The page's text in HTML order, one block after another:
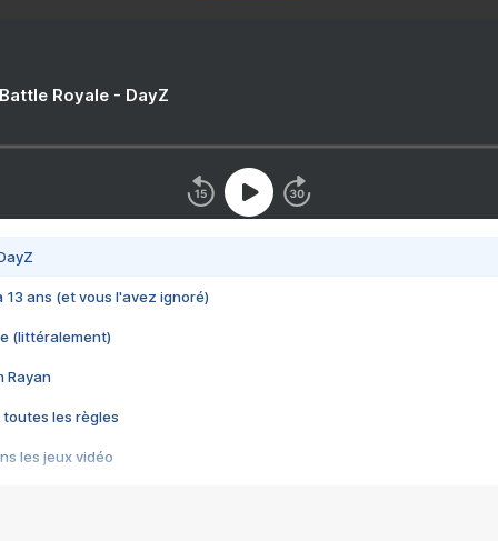
Royale - DayZ
13 ans (et vous l'avez ignoré)
(littéralement)
Rayan
toutes les règles
les jeux vidéo